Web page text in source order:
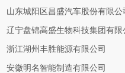
山东城阳区昌盛汽车股份有限公
辽宁盘锦高盛生物科技集团有限
浙江湖州丰胜能源有限公司
安徽明名智能制造有限公司